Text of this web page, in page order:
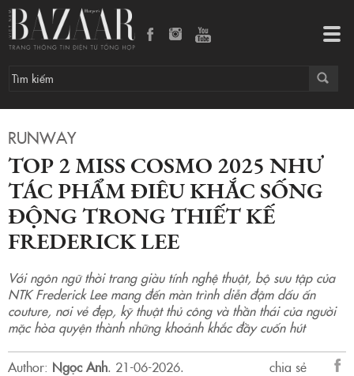
RUNWAY
TOP 2 MISS COSMO 2025 NHƯ
TÁC PHẨM ĐIÊU KHẮC SỐNG
ĐỘNG TRONG THIẾT KẾ
FREDERICK LEE
Với ngôn ngữ thời trang giàu tính nghệ thuật, bộ sưu tập của
NTK Frederick Lee mang đến màn trình diễn đậm dấu ấn
couture, nơi vẻ đẹp, kỹ thuật thủ công và thần thái của người
mặc hòa quyện thành những khoảnh khắc đầy cuốn hút
Author: Ngọc Anh. 21-06-2026.
chia sẻ